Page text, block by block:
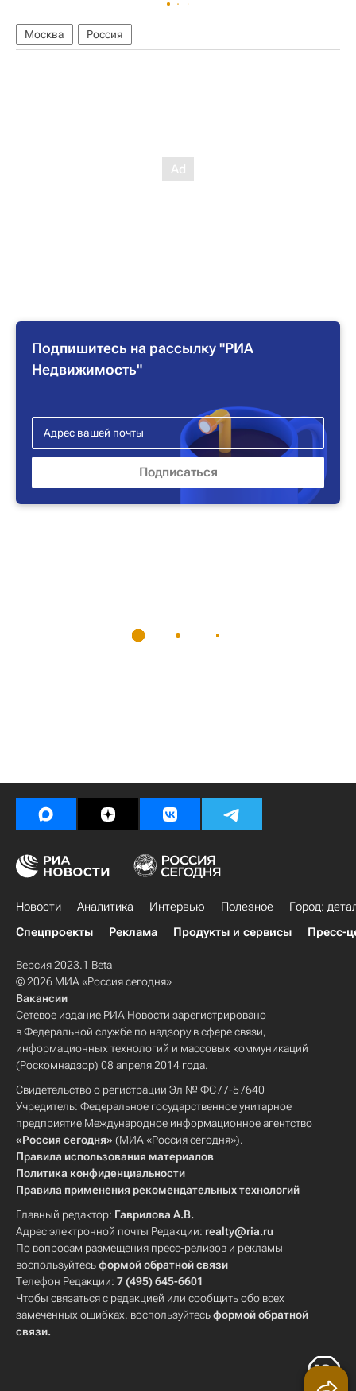
Москва Россия
Подпишитесь на рассылку "РИА
Недвижимость"
Новости Аналитика Интервью Полезное
Город:
Спецпроекты
Реклама Продукты и сервисы Пресс-
Версия 2023.1 Beta
© 2026 МИА «Россия сегодня»
Вакансии
Сетевое издание РИА Новости зарегистрировано
в Федеральной службе по надзору в сфере связи,
информационных технологий и массовых коммуникаций
(Роскомнадзор) 08 апреля 2014 года.
Свидетельство о регистрации Эл № ФС77-57640
Учредитель: Федеральное государственное унитарное
предприятие Международное информационное агентство
«Россия сегодня» (МИА «Россия сегодня»).
Правила использования материалов
Политика конфиденциальности
Правила применения рекомендательных технологий
Главный редактор: Гаврилова А.В.
Адрес электронной почты Редакции: realty@ria.ru
По вопросам размещения пресс-релизов и рекламы
воспользуйтесьформой обратной связи
Телефон Редакции: 7 (495) 645-6601
Чтобы связаться с редакцией или сообщить обо всех
замеченных ошибках, воспользуйтесьформой обратной
связи.